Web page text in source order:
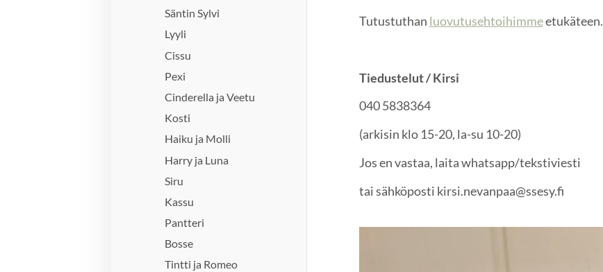
Säntin Sylvi
Lyyli
Cissu
Pexi
Cinderella ja Veetu
Kosti
Haiku ja Molli
Harry ja Luna
Siru
Kassu
Pantteri
Bosse
Tintti ja Romeo
Tutustuthan luovutusehtoihimmeetukäteen.
Tiedustelut / Kirsi
040 5838364
(arkisin klo 15-20, la-su 10-20)
Jos en vastaa, laita whatsapp/tekstiviesti
tai sähköposti kirsi.nevanpaa@ssesy.fi